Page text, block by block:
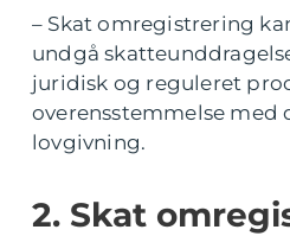
– Skat omregistrering
undgå
juridisk og reguleret
overensstemmelse
lovgivning.
2. Skat